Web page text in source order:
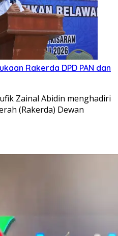
Rakerda DPD PAN dan
Zainal Abidin menghadiri
(Rakerda) Dewan